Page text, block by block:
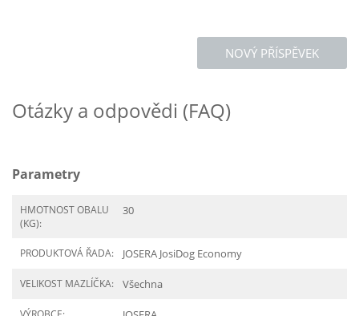
NOVÝ PŘÍSPĚVEK
Otázky a odpovědi (FAQ)
Parametry
HMOTNOST OBALU
(KG):
30
PRODUKTOVÁ ŘADA: JOSERA JosiDog Economy
VELIKOST MAZLÍČKA: Všechna